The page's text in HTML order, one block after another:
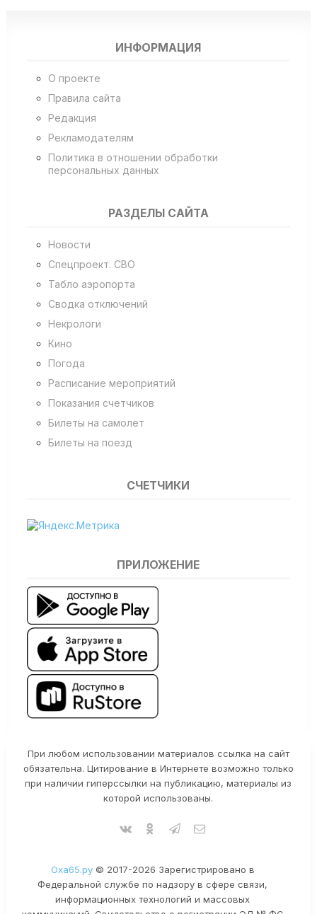
ИНФОРМАЦИЯ
О проекте
Правила сайта
Редакция
Рекламодателям
Политика в отношении обработки
персональных данных
РАЗДЕЛЫ САЙТА
Новости
Спецпроект. СВО
Табло аэропорта
Сводка отключений
Некрологи
Кино
Погода
Расписание мероприятий
Показания счетчиков
Билеты на самолет
Билеты на поезд
СЧЕТЧИКИ
ПРИЛОЖЕНИЕ
При любом использовании материалов ссылка на сайт
обязательна. Цитирование в Интернете возможно только
при наличии гиперссылки на публикацию, материалы из
которой использованы.
Оха65.ру© 2017-2026 Зарегистрировано в
Федеральной службе по надзору в сфере связи,
информационных технологий и массовых